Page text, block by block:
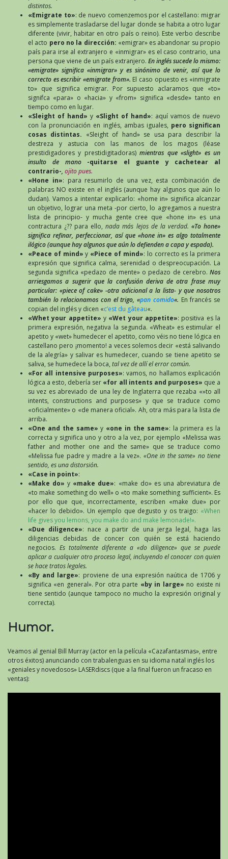
distintos.
«Emigrate to»: de nuevo comenzemos por el castellano: migrar
es simplemente trasladarse del lugar donde se habita a otro lugar
diferente (vivir, habitar en otro país o reino). Este verbo describe
el acto pero no la dirección: «emigrar» es abandonar su propio
país para irse al extranjero e «inmigrar» es el caso contrario, una
persona que viene de un país extranjero. En inglés sucede lo mismo:
«emigrate» significa «inmigrar» y es sinónimo de venir, así que lo
correcto es escribir «emigrate from». El caso opuesto es «inmigrate
to» que significa emigrar. Por supuesto aclaramos que «to»
signifca «para» o «hacia» y «from» significa «desde» tanto en
tiempo como en lugar.
«Sleight of hand» y «Slight of hand»: aquí vamos de nuevo
con la pronunciación en inglés, ambas iguales, pero significan
cosas distintas. «Sleight of hand» se usa para describir la
destreza y astucia con las manos de los magos (léase
prestidigadores y prestidigitadoras)mientras que «slight» es un
insulto de mano-quitarse el guante y cachetear al
contrario-, ojito pues.
«Hone in»: para resumirlo de una vez, esta combinación de
palabras NO existe en el inglés (aunque hay algunos que aún lo
dudan). Vamos a intentar explicarlo: «home in» significa alcanzar
un objetivo, lograr una meta -por cierto, lo agregamos a nuestra
lista de principio- y mucha gente cree que «hone in» es una
contractura ¿?? para ello,nada más lejos de la verdad. «To hone»
significa refinar, perfeccionar, así que «hone in» es algo totalmente
ilógico (aunque hay algunos que aún lo defienden a capa y espada).
«Peace of mind» y «Piece of mind»: lo correcto es la primera
expresión que significa calma, serenidad o despreocupación. La
segunda significa «pedazo de mente» o pedazo de cerebro. Nos
arriesgamos a sugerir que la confusión deriva de otra frase muy
particular: «piece of cake» -otra adicional a la lista- y que nosotros
también lo relacionamos con el trigo, «pan comido«. En francés se
copian del inglés y dicen «c’est du gâteau«.
«Whet your appetite» y «Wet your appetite»: positiva es la
primera expresión, negativa la segunda. «Wheat» es estimular el
apetito y «wet» humedecer el apetito, como véis no tiene lógica en
castellano pero ¡momento! a veces solemos decir «está salivando
de la alegría» y salivar es humedecer, cuando se tiene apetito se
saliva, se humedece la boca, tal vez de allí el error común.
«For all intensive purposes»: vamos, no hallamos explicación
lógica a esto, debería ser «for all intents and purposes» que a
su vez es abreviado de una ley de Inglaterra que rezaba «»to all
intents, constructions and purposes» y que se traduce como
«oficialmente» o «de manera oficial». Ah, otra más para la lista de
arriba.
«One and the same» y «one in the same»: la primera es la
correcta y significa uno y otro a la vez, por ejemplo «Melissa was
father and mother one and the same» que se traduce como
«Melissa fue padre y madre a la vez». «One in the same» no tiene
sentido, es una distorsión.
«Case in point»:
«Make do» y «make due»: «make do» es una abreviatura de
«to make something do well» o «to make something sufficient». Es
por ello que que, incorrectamente, escriben «make due» por
«hacer lo debido». Un ejemplo que degusto y os traigo: «When
life gives you lemons, you make do and make lemonade!».
«Due diligence»: nace a partir de una jerga legal, haga las
diligencias debidas de concer con quién se está haciendo
negocios. Es totalmente diferente a «do diligence» que se puede
aplicar a cualquier otro proceso legal, incluyendo el conocer con quien
se hace tratos legales.
«By and large»: proviene de una expresión naútica de 1706 y
significa «en general». Por otra parte «by in large» no existe ni
tiene sentido (aunque tampoco no mucho la expresión original y
correcta).
Humor.
Veamos al genial Bill Murray (actor en la película «Cazafantasmas», entre
otros éxitos) anunciando con trabalenguas en su idioma natal inglés los
«geniales y novedosos» LASERdiscs (que a la final fueron un fracaso en
ventas):